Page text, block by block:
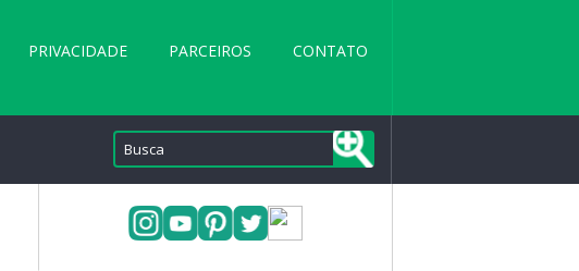
PRIVACIDADE PARCEIROS CONTATO